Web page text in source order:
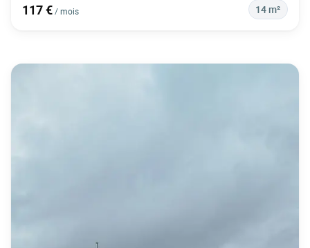
117 €/ mois 14 m²